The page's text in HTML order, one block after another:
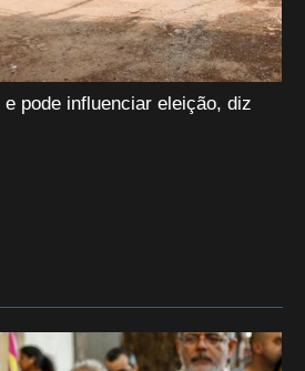
pode influenciar eleição, diz